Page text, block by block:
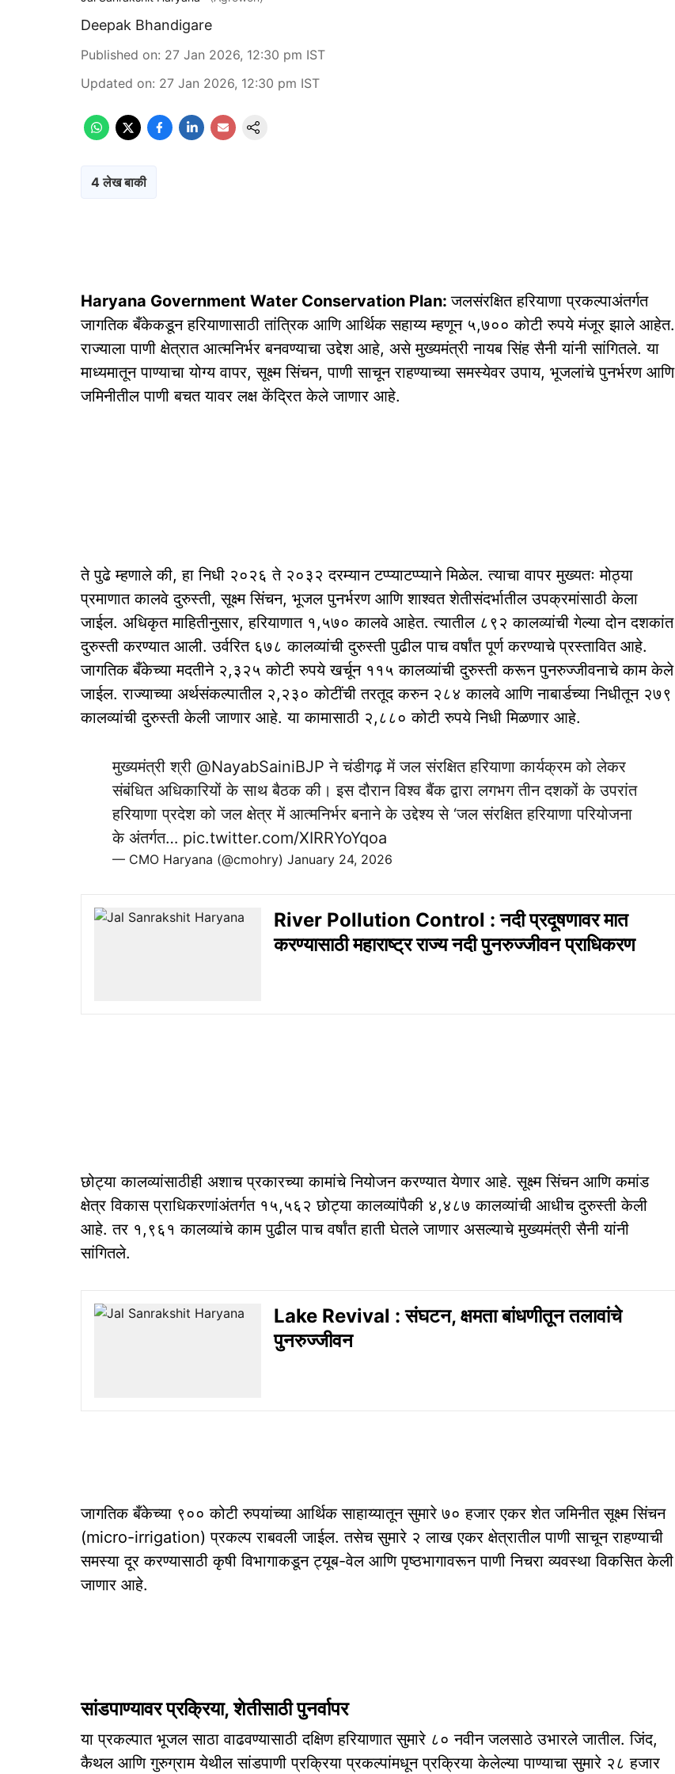
Deepak Bhandigare
Published on: 27 Jan 2026, 12:30 pm IST
Updated on: 27 Jan 2026, 12:30 pm IST
4 लेख बाकी
Haryana Government Water Conservation Plan:जलसंरक्षित हरियाणा प्रकल्पाअंतर्गत
जागतिक बँकेकडून हरियाणासाठी तांत्रिक आणि आर्थिक सहाय्य म्हणून ५,७०० कोटी रुपये मंजूर झाले आहेत.
राज्याला पाणी क्षेत्रात आत्मनिर्भर बनवण्याचा उद्देश आहे, असे मुख्यमंत्री नायब सिंह सैनी यांनी सांगितले. या
माध्यमातून पाण्याचा योग्य वापर, सूक्ष्म सिंचन, पाणी साचून राहण्याच्या समस्येवर उपाय, भूजलांचे पुनर्भरण आणि
जमिनीतील पाणी बचत यावर लक्ष केंद्रित केले जाणार आहे.
ते पुढे म्हणाले की, हा निधी २०२६ ते २०३२ दरम्यान टप्प्याटप्प्याने मिळेल. त्याचा वापर मुख्यतः मोठ्या
प्रमाणात कालवे दुरुस्ती, सूक्ष्म सिंचन, भूजल पुनर्भरण आणि शाश्वत शेतीसंदर्भातील उपक्रमांसाठी केला
जाईल. अधिकृत माहितीनुसार, हरियाणात १,५७० कालवे आहेत. त्यातील ८९२ कालव्यांची गेल्या दोन दशकांत
दुरुस्ती करण्यात आली. उर्वरित ६७८ कालव्यांची दुरुस्ती पुढील पाच वर्षांत पूर्ण करण्याचे प्रस्तावित आहे.
जागतिक बँकेच्या मदतीने २,३२५ कोटी रुपये खर्चून ११५ कालव्यांची दुरुस्ती करून पुनरुज्जीवनाचे काम केले
जाईल. राज्याच्या अर्थसंकल्पातील २,२३० कोटींची तरतूद करुन २८४ कालवे आणि नाबार्डच्या निधीतून २७९
कालव्यांची दुरुस्ती केली जाणार आहे. या कामासाठी २,८८० कोटी रुपये निधी मिळणार आहे.
मुख्यमंत्री श्री @NayabSainiBJP ने चंडीगढ़ में जल संरक्षित हरियाणा कार्यक्रम को लेकर
संबंधित अधिकारियों के साथ बैठक की। इस दौरान विश्व बैंक द्वारा लगभग तीन दशकों के उपरांत
हरियाणा प्रदेश को जल क्षेत्र में आत्मनिर्भर बनाने के उद्देश्य से ‘जल संरक्षित हरियाणा परियोजना
के अंतर्गत… pic.twitter.com/XIRRYoYqoa
— CMO Haryana (@cmohry) January 24, 2026
River Pollution Control : नदी प्रदूषणावर मात
करण्यासाठी महाराष्ट्र राज्य नदी पुनरुज्जीवन प्राधिकरण
छोट्या कालव्यांसाठीही अशाच प्रकारच्या कामांचे नियोजन करण्यात येणार आहे. सूक्ष्म सिंचन आणि कमांड
क्षेत्र विकास प्राधिकरणांअंतर्गत १५,५६२ छोट्या कालव्यांपैकी ४,४८७ कालव्यांची आधीच दुरुस्ती केली
आहे. तर १,९६१ कालव्यांचे काम पुढील पाच वर्षांत हाती घेतले जाणार असल्याचे मुख्यमंत्री सैनी यांनी
सांगितले.
Lake Revival : संघटन, क्षमता बांधणीतून तलावांचे
पुनरुज्जीवन
जागतिक बँकेच्या ९०० कोटी रुपयांच्या आर्थिक साहाय्यातून सुमारे ७० हजार एकर शेत जमिनीत सूक्ष्म सिंचन
(micro-irrigation) प्रकल्प राबवली जाईल. तसेच सुमारे २ लाख एकर क्षेत्रातील पाणी साचून राहण्याची
समस्या दूर करण्यासाठी कृषी विभागाकडून ट्यूब-वेल आणि पृष्ठभागावरून पाणी निचरा व्यवस्था विकसित केली
जाणार आहे.
सांडपाण्यावर प्रक्रिया, शेतीसाठी पुनर्वापर
या प्रकल्पात भूजल साठा वाढवण्यासाठी दक्षिण हरियाणात सुमारे ८० नवीन जलसाठे उभारले जातील. जिंद,
कैथल आणि गुरुग्राम येथील सांडपाणी प्रक्रिया प्रकल्पांमधून प्रक्रिया केलेल्या पाण्याचा सुमारे २८ हजार